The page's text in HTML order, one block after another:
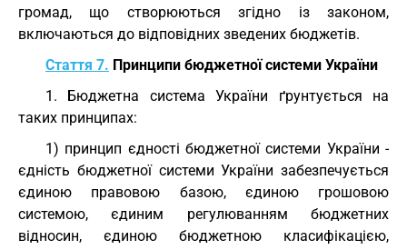
громад, що створюються згідно із законом,
включаються до відповідних зведених бюджетів.
Стаття 7. Принципи бюджетної системи України
1. Бюджетна система України ґрунтується на
таких принципах:
1) принцип єдності бюджетної системи України -
єдність бюджетної системи України забезпечується
єдиною правовою базою, єдиною грошовою
системою, єдиним регулюванням бюджетних
відносин, єдиною бюджетною класифікацією,